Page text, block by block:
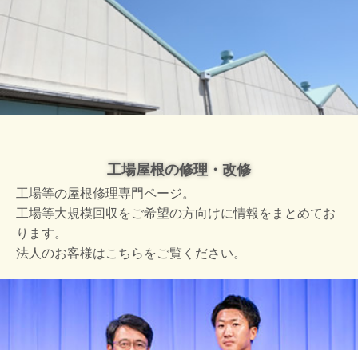
工場屋根の修理・改修
工場等の屋根修理専門ページ。
工場等大規模回収をご希望の方向けに情報をまとめてお
ります。
法人のお客様はこちらをご覧ください。